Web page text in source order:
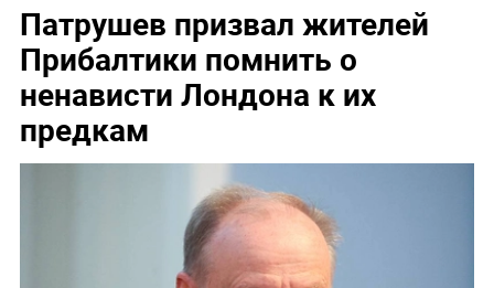
Патрушев призвал жителей
Прибалтики помнить о
ненависти Лондона к их
предкам